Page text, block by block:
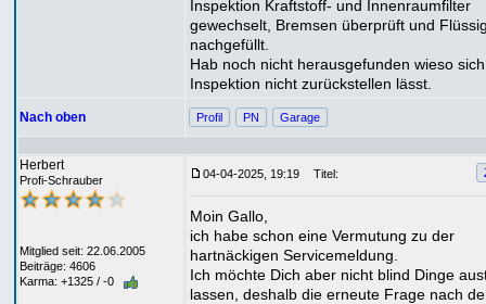
Inspektion Kraftstoff- und Innenraumfilter
gewechselt, Bremsen überprüft und
nachgefüllt.
Hab noch nicht herausgefunden wieso
Inspektion nicht zurückstellen lässt.
Nach oben Profil PN Garage
Herbert
Profi-Schrauber
Mitglied seit: 22.06.2005
Beiträge: 4606
Karma: +1325 / -0
04-04-2025, 19:19 Titel:
Moin Gallo,
ich habe schon eine Vermutung zu der
hartnäckigen Servicemeldung.
Ich möchte Dich aber nicht blind Dinge
lassen, deshalb die erneute Frage nach